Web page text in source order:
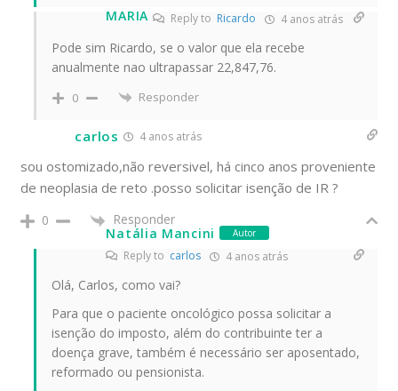
MARIA Reply to Ricardo 4 anos atrás
Pode sim Ricardo, se o valor que ela recebe
anualmente nao ultrapassar 22,847,76.
0 Responder
carlos 4 anos atrás
sou ostomizado,não reversivel, há cinco anos proveniente
de neoplasia de reto .posso solicitar isenção de IR ?
0
Responder
Natália Mancini
Autor
Reply to carlos 4 anos atrás
Olá, Carlos, como vai?
Para que o paciente oncológico possa solicitar a
isenção do imposto, além do contribuinte ter a
doença grave, também é necessário ser aposentado,
reformado ou pensionista.